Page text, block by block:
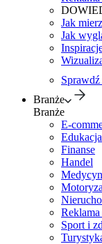
Jak
Jak
Branże
Branże
E-
Edukacja
Finanse
Handel
Sport i